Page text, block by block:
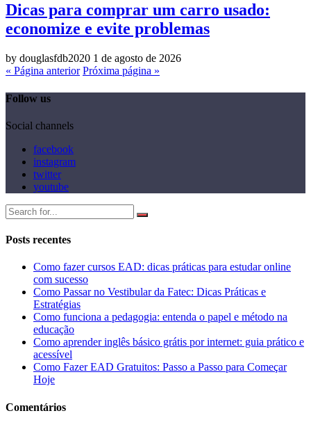
Dicas para comprar um carro usado:
economize e evite problemas
by douglasfdb2020 1 de agosto de 2026
« Página anterior Próxima página »
Follow us
Social channels
facebook
instagram
twitter
youtube
Posts recentes
Como fazer cursos EAD: dicas práticas para estudar online
com sucesso
Como Passar no Vestibular da Fatec: Dicas Práticas e
Estratégias
Como funciona a pedagogia: entenda o papel e método na
educação
Como aprender inglês básico grátis por internet: guia prático e
acessível
Como Fazer EAD Gratuitos: Passo a Passo para Começar
Hoje
Comentários